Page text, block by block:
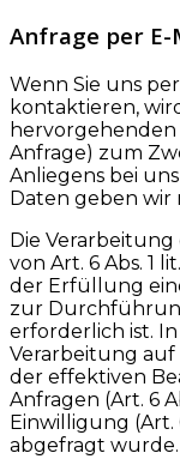
Anfrage per
Wenn Sie uns
kontaktieren,
Anfrage) zum
Anliegens bei
Daten geben wir
Die
von Art. 6 Abs. 1
der Erfüllung
zur
erforderlich ist.
Verarbeitung
der effektiven
Anfragen (Art. 6
Einwilligung (Art.
abgefragt wurde.